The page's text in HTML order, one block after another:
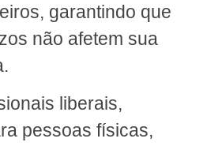
garantindo que
não afetem sua
liberais,
pessoas físicas,